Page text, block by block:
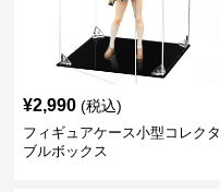
¥2,990 (税込)
フィギュアケース小型コレクタ
ブルボックス